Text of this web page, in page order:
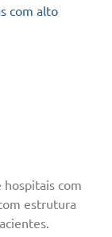
com alto
hospitais com
estrutura